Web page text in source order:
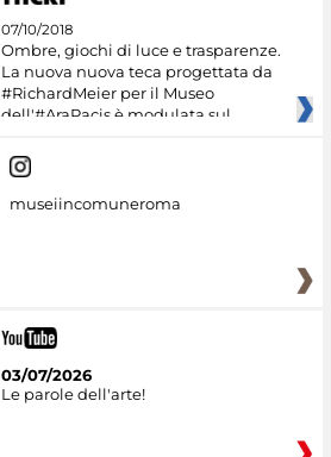
07/10/2018
Ombre, giochi di luce e trasparenze.
La nuova nuova teca progettata da
#RichardMeier per il Museo
dell'#AraPacis è modulata sul
museiincomuneroma
03/07/2026
Le parole dell'arte!